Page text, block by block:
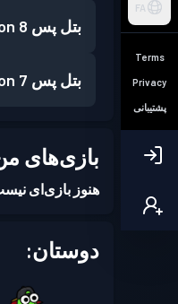
FA
Terms
Privacy
پشتیبانی
بتل پس 8
بتل پس 7
بازی‌های
هنوز بازی‌ای
دوستان: